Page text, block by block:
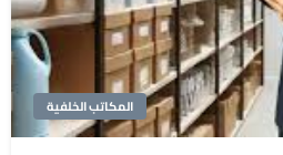
المكاتب الخلفية